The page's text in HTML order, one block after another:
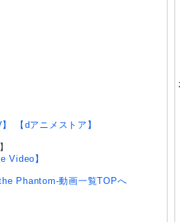
【dアニメストア】
Video】
Phantom-動画一覧TOPへ